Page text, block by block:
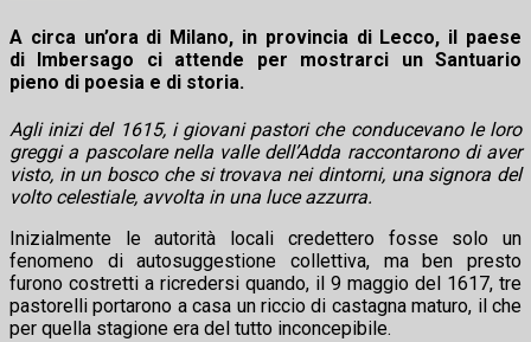
A circa un’ora di Milano, in provincia di Lecco, il paese
di Imbersago ci attende per mostrarci un Santuario
pieno di poesia e di storia.
Agli inizi del 1615, i giovani pastori che conducevano le loro
greggi a pascolare nella valle dell’Adda raccontarono di aver
visto, in un bosco che si trovava nei dintorni, una signora del
volto celestiale, avvolta in una luce azzurra.
Inizialmente le autorità locali credettero fosse solo un
fenomeno di autosuggestione collettiva, ma ben presto
furono costretti a ricredersi quando, il 9 maggio del 1617, tre
pastorelli portarono a casa un riccio di castagna maturo, il che
per quella stagione era del tutto inconcepibile.